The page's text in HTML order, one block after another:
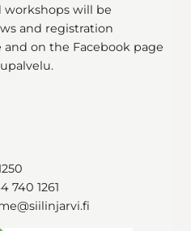
workshops will be
and registration
on the Facebook page
740 1261